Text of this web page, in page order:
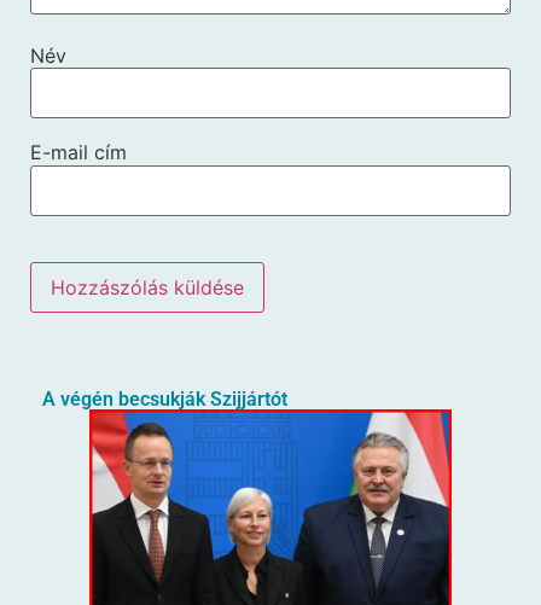
Név
E-mail cím
A végén becsukják Szijjártót